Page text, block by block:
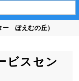
ー ぽえむの丘）
ビスセン